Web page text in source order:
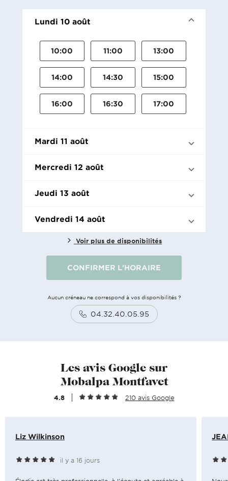
Lundi 10 août
10:00 11:00 13:00
14:00 14:30 15:00
16:00 16:30 17:00
Mardi 11 août
Mercredi 12 août
Jeudi 13 août
Vendredi 14 août
Voir plus de disponibilités
CONFIRMER L'HORAIRE
Aucun créneau ne correspond à vos disponibilités ?
04.32.40.05.95
Les avis Google sur
Mobalpa Montfavet
4.8 210 avis Google
Liz Wilkinson
il y a 16 jours